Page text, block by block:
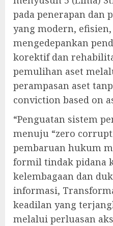
pada penerapan dan
yang modern,
mengedepankan
korektif dan
pemulihan aset
perampasan aset
conviction based on
“Penguatan sistem
menuju “zero
pembaruan hukum
formil tindak pidana
kelembagaan dan
informasi,
keadilan yang
melalui perluasan